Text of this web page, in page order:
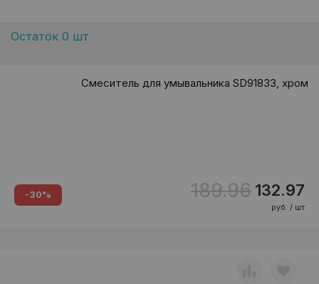
Остаток 0 шт
Смеситель для умывальника SD91833, хром
-30% 189.96 132.97
руб. / шт